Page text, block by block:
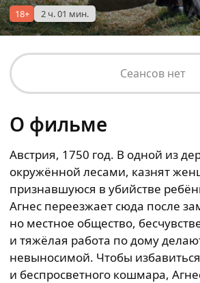
18+ 2 ч. 01 мин.
Сеансов нет
О фильме
Австрия, 1750 год. В одной из
окружённой лесами, казнят
признавшуюся в убийстве
Агнес переезжает сюда после
но местное общество,
и тяжёлая работа по дому
невыносимой. Чтобы
и беспросветного кошмара,